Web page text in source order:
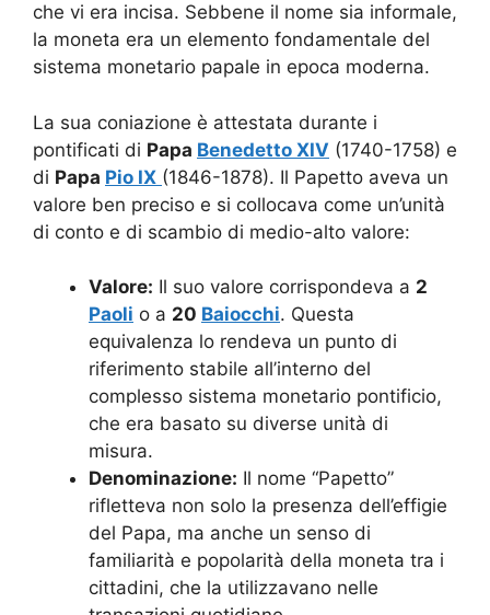
che vi era incisa. Sebbene il nome sia informale,
la moneta era un elemento fondamentale del
sistema monetario papale in epoca moderna.
La sua coniazione è attestata durante i
pontificati di Papa Benedetto XIV (1740-1758) e
di Papa Pio IX (1846-1878). Il Papetto aveva un
valore ben preciso e si collocava come un’unità
di conto e di scambio di medio-alto valore:
Valore: Il suo valore corrispondeva a 2
Paoli o a 20 Baiocchi. Questa
equivalenza lo rendeva un punto di
riferimento stabile all’interno del
complesso sistema monetario pontificio,
che era basato su diverse unità di
misura.
Denominazione: Il nome “Papetto”
rifletteva non solo la presenza dell’effigie
del Papa, ma anche un senso di
familiarità e popolarità della moneta tra i
cittadini, che la utilizzavano nelle